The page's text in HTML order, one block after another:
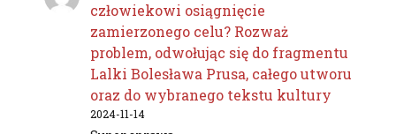
człowiekowi osiągnięcie
zamierzonego celu? Rozważ
problem, odwołując się do fragmentu
Lalki Bolesława Prusa, całego utworu
oraz do wybranego tekstu kultury
2024-11-14